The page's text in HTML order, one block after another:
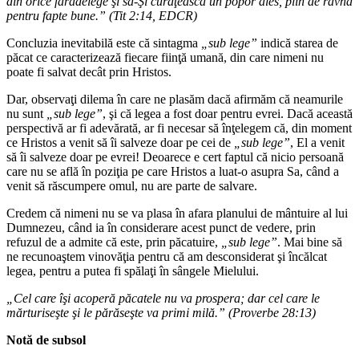
pentru fapte bune.” (Tit 2:14, EDCR)
Concluzia inevitabilă este că sintagma „sub lege” indică starea de
păcat ce caracterizează fiecare fiinţă umană, din care nimeni nu
poate fi salvat decât prin Hristos.
Dar, observaţi dilema în care ne plasăm dacă afirmăm că neamurile
nu sunt „sub lege”, şi că legea a fost doar pentru evrei. Dacă această
perspectivă ar fi adevărată, ar fi necesar să înţelegem că, din moment
ce Hristos a venit să îi salveze doar pe cei de „sub lege”, El a venit
să îi salveze doar pe evrei! Deoarece e cert faptul că nicio persoană
care nu se află în poziţia pe care Hristos a luat-o asupra Sa, când a
venit să răscumpere omul, nu are parte de salvare.
Credem că nimeni nu se va plasa în afara planului de mântuire al lui
Dumnezeu, când ia în considerare acest punct de vedere, prin
refuzul de a admite că este, prin păcatuire, „sub lege”. Mai bine să
ne recunoaştem vinovăţia pentru că am desconsiderat şi încălcat
legea, pentru a putea fi spălaţi în sângele Mielului.
„Cel care îşi acoperă păcatele nu va prospera; dar cel care le
mărturiseşte şi le părăseşte va primi milă.” (Proverbe 28:13)
Notă de subsol